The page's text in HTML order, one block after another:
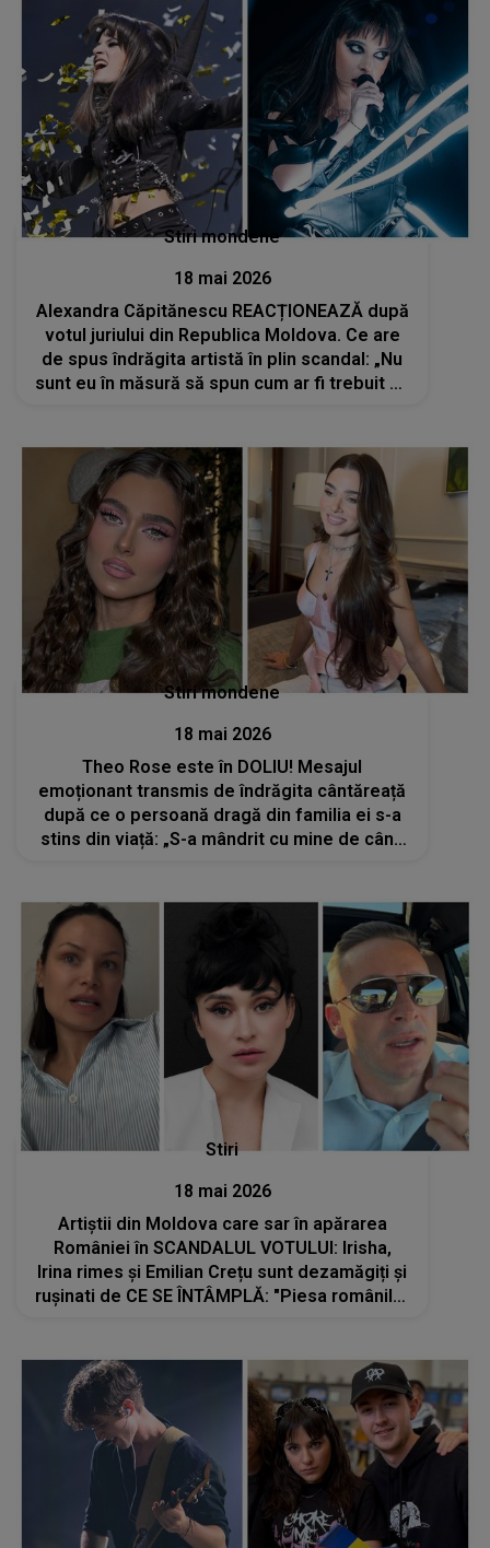
Stiri mondene
18 mai 2026
Alexandra Căpitănescu REACȚIONEAZĂ după
votul juriului din Republica Moldova. Ce are
de spus îndrăgita artistă în plin scandal: „Nu
sunt eu în măsură să spun cum ar fi trebuit să
Stiri mondene
18 mai 2026
Theo Rose este în DOLIU! Mesajul
emoționant transmis de îndrăgita cântăreață
după ce o persoană dragă din familia ei s-a
stins din viață: „S-a mândrit cu mine de când
Stiri
18 mai 2026
Artiștii din Moldova care sar în apărarea
României în SCANDALUL VOTULUI: Irisha,
Irina rimes și Emilian Crețu sunt dezamăgiți și
rușinati de CE SE ÎNTÂMPLĂ: "Piesa românilor